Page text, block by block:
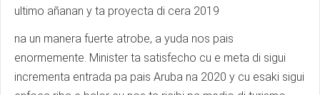
ultimo añanan y ta proyecta di cera 2019
na un manera fuerte atrobe, a yuda nos pais
enormemente. Minister ta satisfecho cu e meta di sigui
incrementa entrada pa pais Aruba na 2020 y cu esaki sigui